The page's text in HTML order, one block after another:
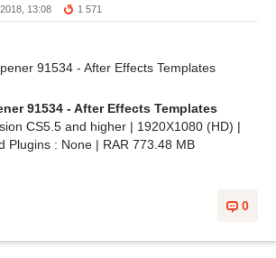
13:08 1 571
91534 - After Effects Templates
CS5.5 and higher | 1920X1080 (HD) |
Plugins : None | RAR 773.48 MB
0